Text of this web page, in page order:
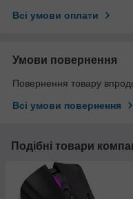
Всі умови оплати
Умови повернення
Повернення товару
Всі умови повернення
Подібні товари